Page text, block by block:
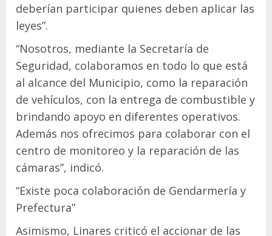
deberían participar quienes deben aplicar las
leyes”.
“Nosotros, mediante la Secretaría de
Seguridad, colaboramos en todo lo que está
al alcance del Municipio, como la reparación
de vehículos, con la entrega de combustible y
brindando apoyo en diferentes operativos.
Además nos ofrecimos para colaborar con el
centro de monitoreo y la reparación de las
cámaras”, indicó.
“Existe poca colaboración de Gendarmería y
Prefectura”
Asimismo, Linares criticó el accionar de las